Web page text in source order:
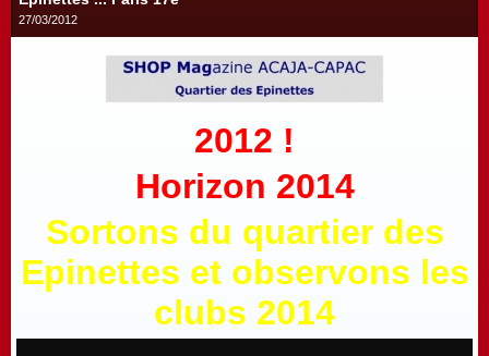
27/03/2012
2012 !
Horizon 2014
Sortons du quartier des
Epinettes et observons les
clubs 2014